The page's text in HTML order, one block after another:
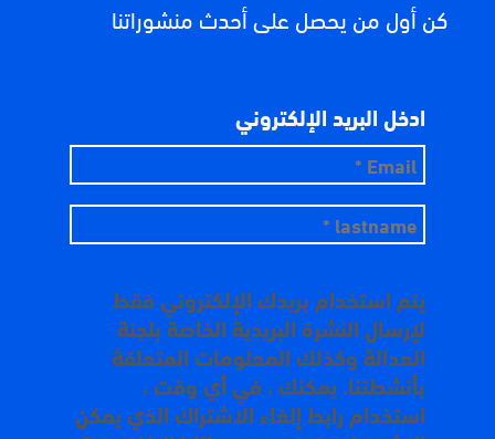
كن أول من يحصل على أحدث منشوراتنا
ادخل البريد الإلكتروني
يتم استخدام بريدك الإلكتروني فقط
لإرسال النشرة البريدية الخاصة بلجنة
العدالة وكذلك المعلومات المتعلقة
بأنشطتنا. يمكنك ، في أي وقت ،
استخدام رابط إلغاء الاشتراك الذي يمكن